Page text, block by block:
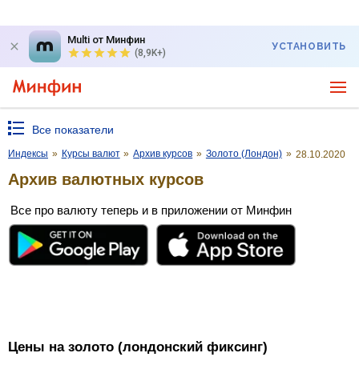
Multi от Минфин
(8,9K+)
УСТАНОВИТЬ
Все показатели
Индексы » Курсы валют » Архив курсов » Золото (Лондон) » 28.10.2020
Архив валютных курсов
Все про валюту теперь и в приложении от Минфин
Цены на золото (лондонский фиксинг)